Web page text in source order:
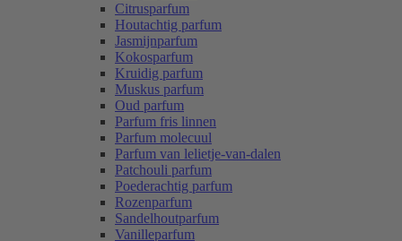
Citrusparfum
Houtachtig parfum
Jasmijnparfum
Kokosparfum
Kruidig parfum
Muskus parfum
Oud parfum
Parfum fris linnen
Parfum molecuul
Parfum van lelietje-van-dalen
Patchouli parfum
Poederachtig parfum
Rozenparfum
Sandelhoutparfum
Vanilleparfum